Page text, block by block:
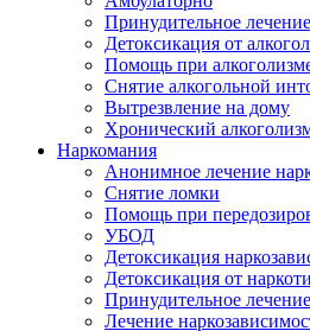
Принудительное
Детоксикация от
Помощь при
Снятие алкогольной
Вытрезвление на дому
Хронический
Наркомания
Анонимное лечение
Снятие ломки
Помощь при
УБОД
Детоксикация
Детоксикация от
Принудительное
Лечение